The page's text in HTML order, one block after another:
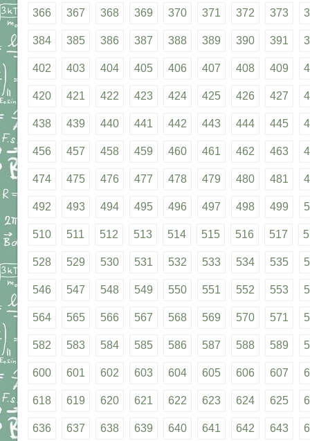
366 367 368 369 370 371 372 373
384 385 386 387 388 389 390 391
402 403 404 405 406 407 408 409
420 421 422 423 424 425 426 427
438 439 440 441 442 443 444 445
456 457 458 459 460 461 462 463
474 475 476 477 478 479 480 481
492 493 494 495 496 497 498 499
510 511 512 513 514 515 516 517
528 529 530 531 532 533 534 535
546 547 548 549 550 551 552 553
564 565 566 567 568 569 570 571
582 583 584 585 586 587 588 589
600 601 602 603 604 605 606 607
618 619 620 621 622 623 624 625
636 637 638 639 640 641 642 643